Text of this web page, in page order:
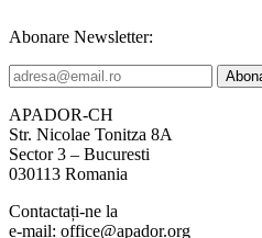
Abonare Newsletter:
APADOR-CH
Str. Nicolae Tonitza 8A
Sector 3 – Bucuresti
030113 Romania
Contactați-ne la
e-mail: office@apador.org